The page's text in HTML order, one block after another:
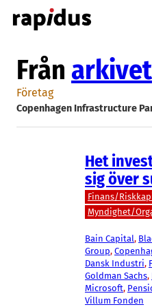
Hoppa
till
Från arkivet
Företag
Copenhagen Infrastructure
Het
sig över
Finans/
Myndighet/
Bain Capital,
Group,
Dansk Industri,
Goldman Sachs,
Microsoft,
Villum Fonden